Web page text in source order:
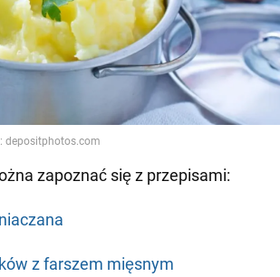
zapoznać się z przepisami:
z farszem mięsnym